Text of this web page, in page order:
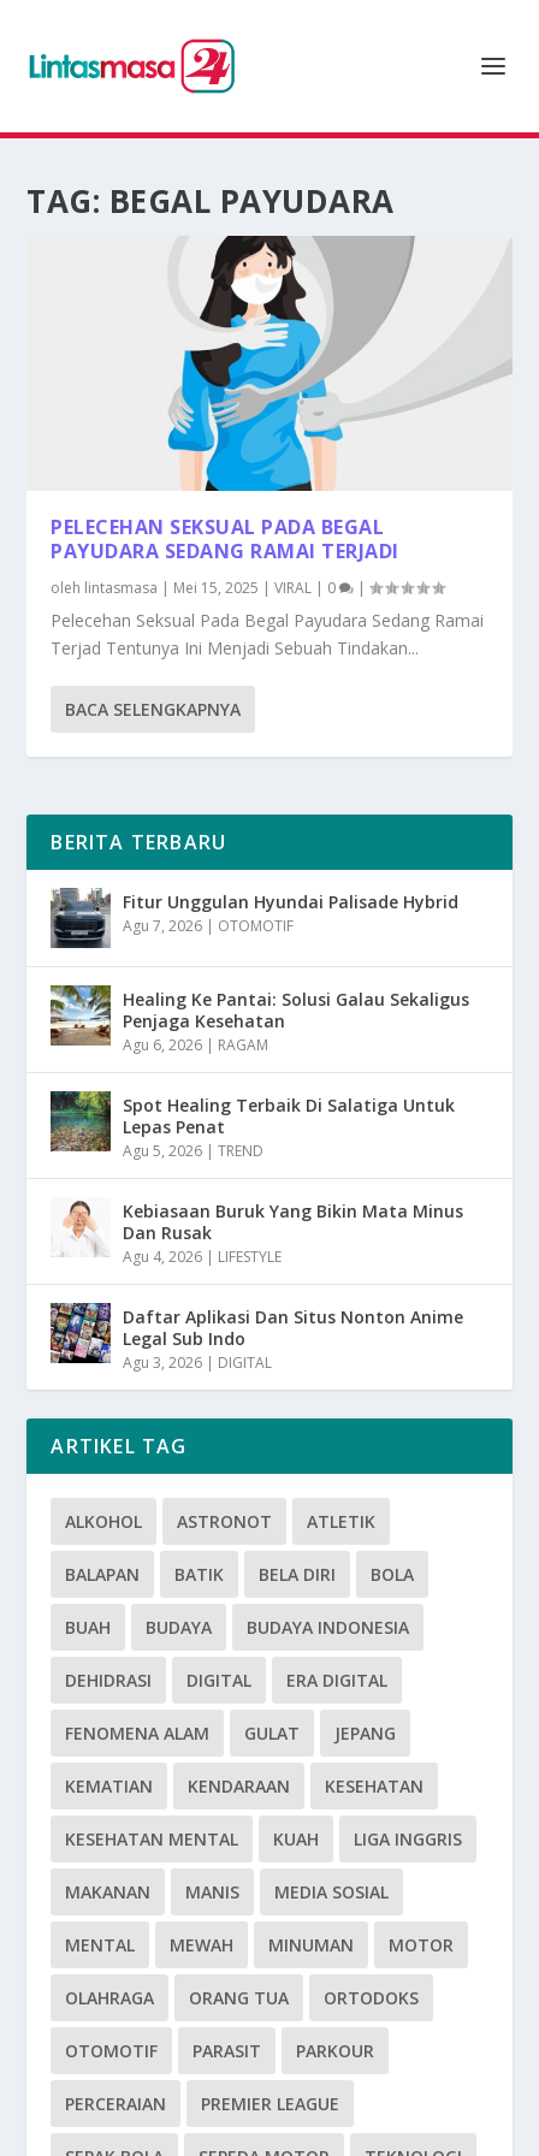
TAG: BEGAL PAYUDARA
PELECEHAN SEKSUAL PADA BEGAL
PAYUDARA SEDANG RAMAI TERJADI
oleh lintasmasa | Mei 15, 2025 |VIRAL | 0 |
Pelecehan Seksual Pada Begal Payudara Sedang Ramai
Terjad Tentunya Ini Menjadi Sebuah Tindakan...
BACA SELENGKAPNYA
BERITA TERBARU
Fitur Unggulan Hyundai Palisade Hybrid
Agu 7, 2026 | OTOMOTIF
Healing Ke Pantai: Solusi Galau Sekaligus
Penjaga Kesehatan
Agu 6, 2026 | RAGAM
Spot Healing Terbaik Di Salatiga Untuk
Lepas Penat
Agu 5, 2026 |TREND
Kebiasaan Buruk Yang Bikin Mata Minus
Dan Rusak
Agu 4, 2026 | LIFESTYLE
Daftar Aplikasi Dan Situs Nonton Anime
Legal Sub Indo
Agu 3, 2026 | DIGITAL
ARTIKEL TAG
ALKOHOL ASTRONOT ATLETIK
BALAPAN BATIK BELA DIRI BOLA
BUAH BUDAYA BUDAYA INDONESIA
DEHIDRASI DIGITAL ERA DIGITAL
FENOMENA ALAM GULAT JEPANG
KEMATIAN KENDARAAN KESEHATAN
KESEHATAN MENTAL KUAH LIGA INGGRIS
MAKANAN MANIS MEDIA SOSIAL
MENTAL MEWAH MINUMAN MOTOR
OLAHRAGA ORANG TUA ORTODOKS
OTOMOTIF PARASIT PARKOUR
PERCERAIAN PREMIER LEAGUE